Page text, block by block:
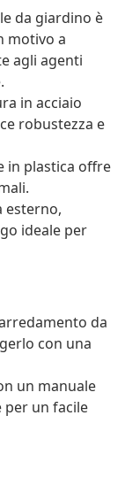
da giardino è
motivo a
agli agenti
in acciaio
robustezza e
in plastica offre
esterno,
ideale per
da
con una
un manuale
per un facile